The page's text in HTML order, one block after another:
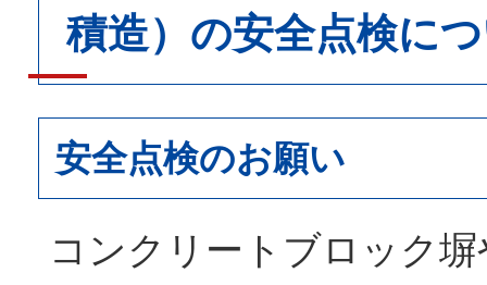
積造）の安全点検に
安全点検のお願い
コンクリートブロック